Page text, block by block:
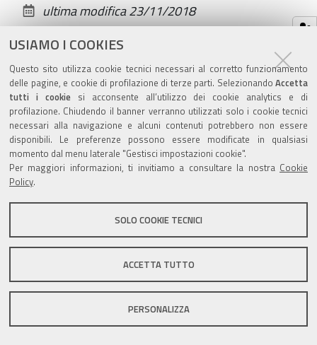
USIAMO I COOKIES
Questo sito utilizza cookie tecnici necessari al corretto funzionamento
delle pagine, e cookie di profilazione di terze parti. Selezionando Accetta
tutti i cookiesi acconsente all’utilizzo dei cookie analytics e di
profilazione. Chiudendo il banner verranno utilizzati solo i cookie tecnici
necessari alla navigazione e alcuni contenuti potrebbero non essere
disponibili. Le preferenze possono essere modificate in qualsiasi
momento dal menu laterale "Gestisci impostazioni cookie".
Per maggiori informazioni, ti invitiamo a consultare la nostra Cookie
Policy.
SOLO COOKIE TECNICI
ACCETTA TUTTO
PERSONALIZZA
documento
ultima modifica23/11/2018
Valuta questo sito
Sito istituzionale Comune di Zola Predosa
DPO|Accessibilità